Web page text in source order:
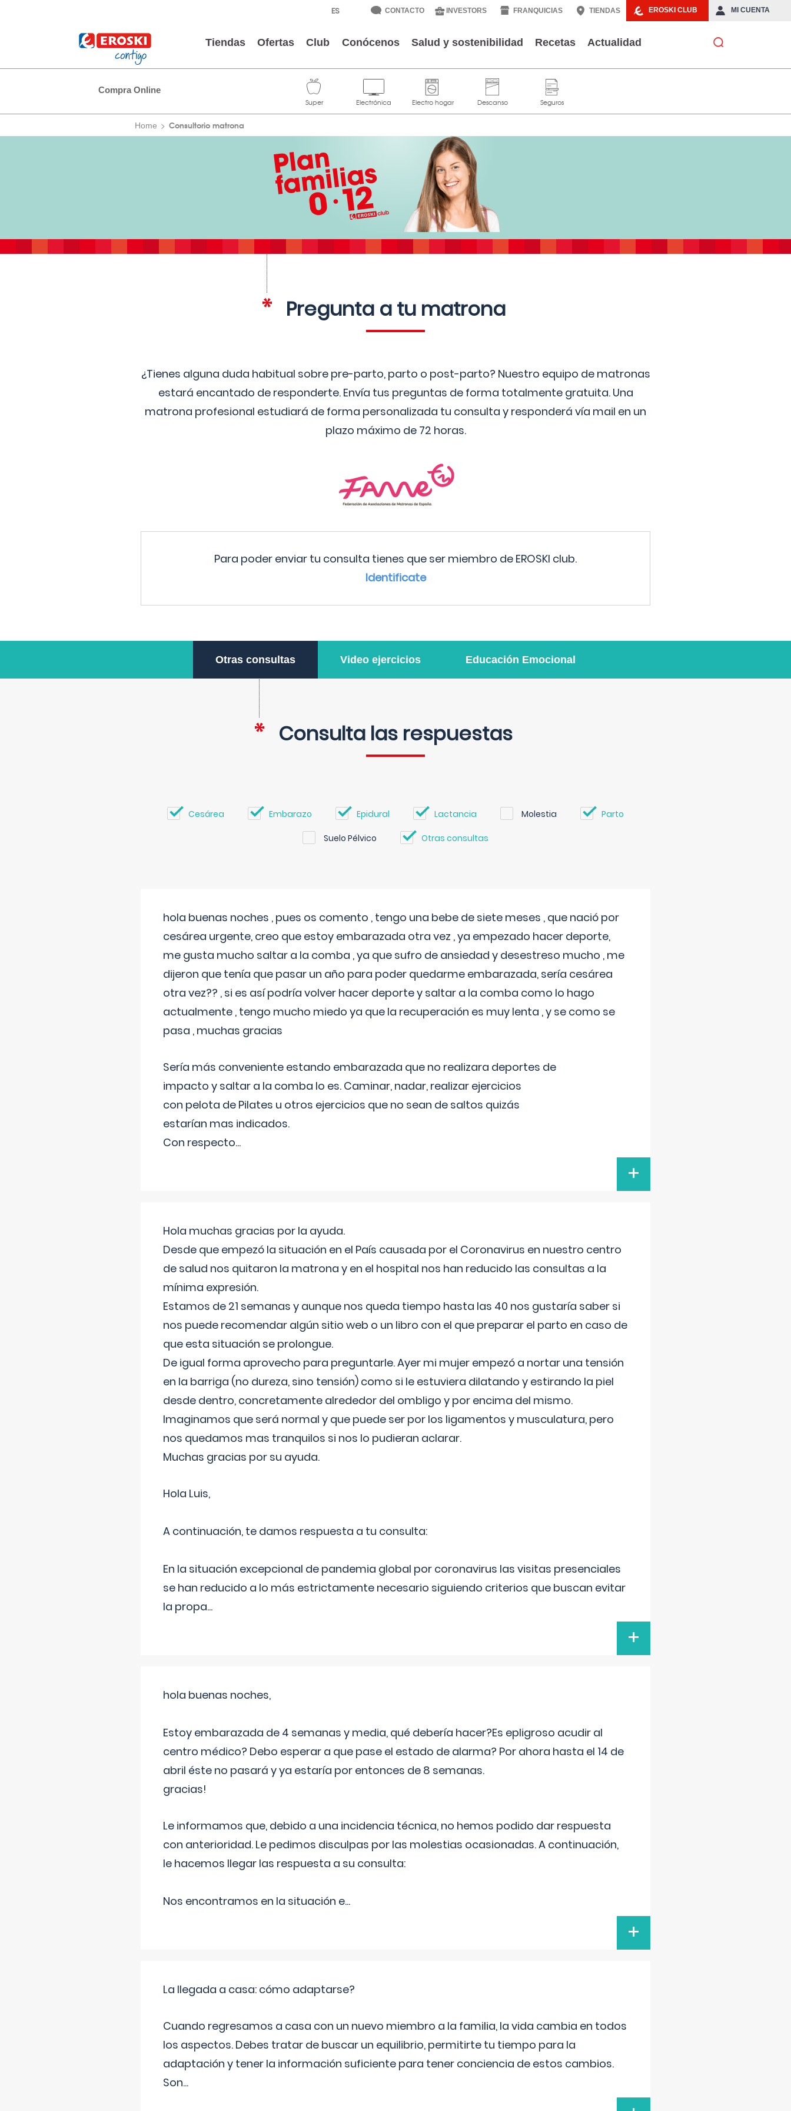
EROSKI CLUB MI CUENTA
CONTACTO INVESTORS FRANQUICIAS TIENDAS
Tiendas Ofertas Club Conócenos Salud y sostenibilidad Recetas Actualidad
Compra Online
Home Consultorio matrona
Pregunta a tu matrona
¿Tienes alguna duda habitual sobre pre-parto, parto o post-parto? Nuestro equipo de matronas
estará encantado de responderte. Envía tus preguntas de forma totalmente gratuita. Una
matrona profesional estudiará de forma personalizada tu consulta y responderá vía mail en un
plazo máximo de 72 horas.
Para poder enviar tu consulta tienes que ser miembro de EROSKI club.
Identificate
Otras consultas Video ejercicios Educación Emocional
Consulta las respuestas
Cesárea Embarazo Epidural Lactancia Molestia Parto
Suelo Pélvico Otras consultas
hola buenas noches , pues os comento , tengo una bebe de siete meses , que nació por
cesárea urgente, creo que estoy embarazada otra vez , ya empezado hacer deporte,
me gusta mucho saltar a la comba , ya que sufro de ansiedad y desestreso mucho , me
dijeron que tenía que pasar un año para poder quedarme embarazada, sería cesárea
otra vez?? , si es así podría volver hacer deporte y saltar a la comba como lo hago
actualmente , tengo mucho miedo ya que la recuperación es muy lenta , y se como se
pasa , muchas gracias
Sería más conveniente estando embarazada que no realizara deportes de
impacto y saltar a la comba lo es. Caminar, nadar, realizar ejercicios
con pelota de Pilates u otros ejercicios que no sean de saltos quizás
estarían mas indicados.
Con respecto...
+
Hola muchas gracias por la ayuda.
Desde que empezó la situación en el País causada por el Coronavirus en nuestro centro
de salud nos quitaron la matrona y en el hospital nos han reducido las consultas a la
mínima expresión.
Estamos de 21 semanas y aunque nos queda tiempo hasta las 40 nos gustaría saber si
nos puede recomendar algún sitio web o un libro con el que preparar el parto en caso de
que esta situación se prolongue.
De igual forma aprovecho para preguntarle. Ayer mi mujer empezó a nortar una tensión
en la barriga (no dureza, sino tensión) como si le estuviera dilatando y estirando la piel
desde dentro, concretamente alrededor del ombligo y por encima del mismo.
Imaginamos que será normal y que puede ser por los ligamentos y musculatura, pero
nos quedamos mas tranquilos si nos lo pudieran aclarar.
Muchas gracias por su ayuda.
Hola Luis,
A continuación, te damos respuesta a tu consulta:
En la situación excepcional de pandemia global por coronavirus las visitas presenciales
se han reducido a lo más estrictamente necesario siguiendo criterios que buscan evitar
la propa...
+
hola buenas noches,
Estoy embarazada de 4 semanas y media, qué debería hacer?Es epligroso acudir al
centro médico? Debo esperar a que pase el estado de alarma? Por ahora hasta el 14 de
abril éste no pasará y ya estaría por entonces de 8 semanas.
gracias!
Le informamos que, debido a una incidencia técnica, no hemos podido dar respuesta
con anterioridad. Le pedimos disculpas por las molestias ocasionadas. A continuación,
le hacemos llegar las respuesta a su consulta:
Nos encontramos en la situación e...
+
La llegada a casa: cómo adaptarse?
Cuando regresamos a casa con un nuevo miembro a la familia, la vida cambia en todos
los aspectos. Debes tratar de buscar un equilibrio, permitirte tu tiempo para la
adaptación y tener la información suficiente para tener conciencia de estos cambios.
Son...